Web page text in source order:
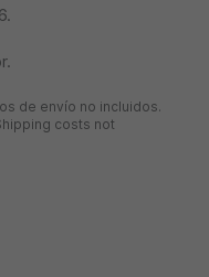
de envío no incluidos.
costs not